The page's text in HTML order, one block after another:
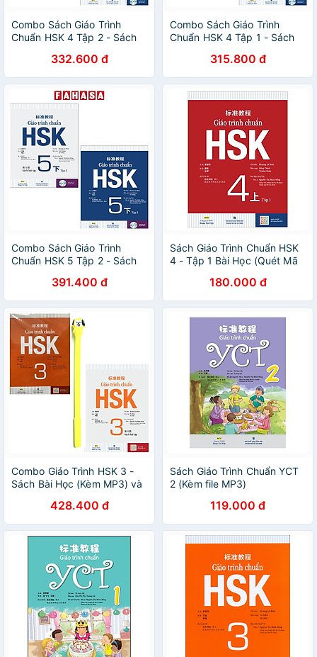
Combo Sách Giáo Trình
Chuẩn HSK 4 Tập 2 - Sách
332.600 đ
Combo Sách Giáo Trình
Chuẩn HSK 4 Tập 1 - Sách
315.800 đ
Combo Sách Giáo Trình
Chuẩn HSK 5 Tập 2 - Sách
391.400 đ
Sách Giáo Trình Chuẩn HSK
4 - Tập 1 Bài Học (Quét Mã
180.000 đ
Combo Giáo Trình HSK 3 -
Sách Bài Học (Kèm MP3) và
Tập (Kèm MP3) ( Tặng Kèm
Sổ Tay)
428.400 đ
Sách Giáo Trình Chuẩn YCT
2 (Kèm file MP3)
119.000 đ